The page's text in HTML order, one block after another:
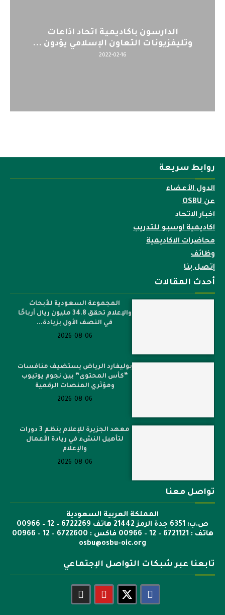
الدارسون باكاديمية اتحاد اذاعات
وتليفزيونات التعاون الإسلامي يؤدون ...
2022-02-16
روابط سريعة
الدول الأعضاء
عن OSBU
اخبار الاتحاد
اكاديمية اوسبو للتدريب
محاضرات الاكاديمية
وظائف
إتصل بنا
أحدث المقالات
المجموعة السعودية للأبحاث
والإعلام تحقق 34.8 مليون ريال أرباحًا
في النصف الأول بزيادة...
2026-08-06
بوليفارد الرياض يستضيف منافسات
“كأس المحتوى” بين نجوم يوتيوب
ومؤثري المنصات الرقمية
2026-08-06
معهد الجزيرة للإعلام ينظم 3 دورات
لتأهيل النشء في ريادة الأعمال
والإعلام
2026-08-06
تواصل معنا
المملكة العربية السعودية
ص.ب: 6351 جدة الرمز 21442 هاتف 6722269 – 12 – 00966
هاتف : 6721121 – 12 – 00966 فاكس : 6722600 – 12 – 00966
osbu@osbu-oic.org
تابعنا عبر شبكات التواصل الإجتماعي